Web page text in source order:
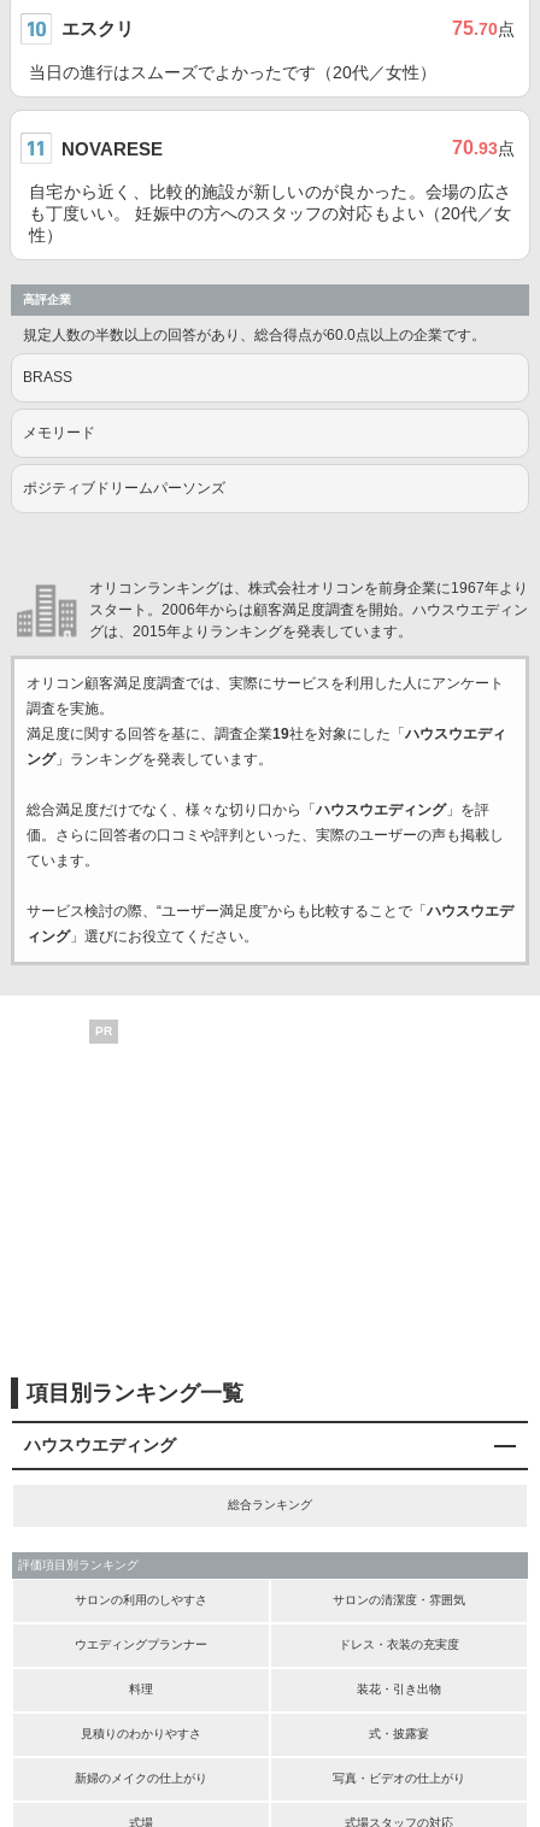
エスクリ 75.70点
当日の進行はスムーズでよかったです（20代／女性）
NOVARESE 70.93点
自宅から近く、比較的施設が新しいのが良かった。会場の広さ
も丁度いい。 妊娠中の方へのスタッフの対応もよい（20代／女
性）
高評企業
規定人数の半数以上の回答があり、総合得点が60.0点以上の企業です。
BRASS
メモリード
ポジティブドリームパーソンズ
オリコンランキングは、株式会社オリコンを前身企業に1967年より
スタート。2006年からは顧客満足度調査を開始。ハウスウエディン
グは、2015年よりランキングを発表しています。
オリコン顧客満足度調査では、実際にサービスを利用した 人にアンケート
調査を実施。
満足度に関する回答を基に、調査企業19社を対象にした「 ハウスウエディ
ング」ランキングを発表しています。
総合満足度だけでなく、様々な切り口から「 ハウスウエディング」を評
価。さらに回答者の口コミや評判といった、実際のユーザーの声も掲載し
ています。
サービス検討の際、“ユーザー満足度”からも比較することで「 ハウスウエデ
ィング」選びにお役立てください。
PR
項目別ランキング一覧
ハウスウエディング
総合ランキング
評価項目別ランキング
サロンの利用のしやすさ サロンの清潔度・雰囲気
ウエディングプランナー ドレス・衣装の充実度
料理 装花・引き出物
見積りのわかりやすさ 式・披露宴
新婦のメイクの仕上がり 写真・ビデオの仕上がり
式場 式場スタッフの対応